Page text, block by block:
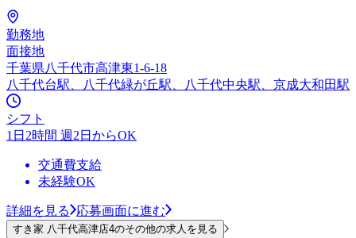
勤務地
面接地
千葉県八千代市高津東1-6-18
八千代台駅、八千代緑が丘駅、八千代中央駅、京成大和田駅
シフト
1日2時間 週2日からOK
交通費支給
未経験OK
詳細を見る 応募画面に進む
すき家 八千代高津店4のその他の求人を見る